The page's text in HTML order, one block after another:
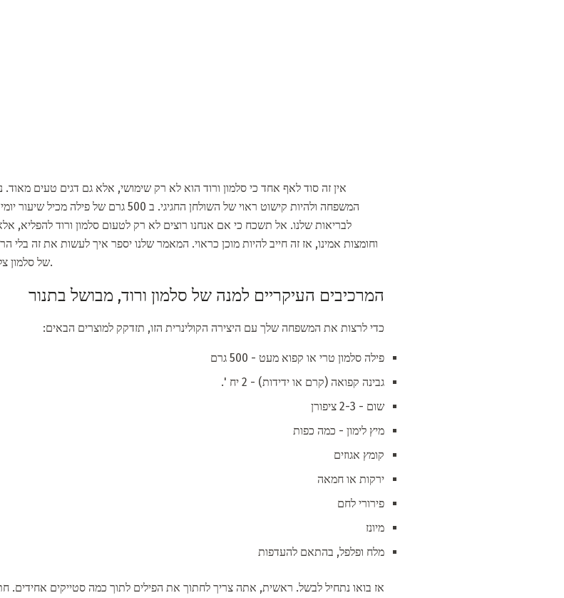
אין זה סוד לאף אחד כי סלמון ורוד הוא לא רק שימושי, אלא גם דגים טעים מאוד.
המשפחה ולהיות קישוט ראוי של השולחן
לבריאות שלנו. אל תשכח כי אם אנחנו רוצים לא רק לטעום סלמון ורוד להפליא,
וחומצות אמינו, אז זה חייב להיות מוכן כראוי. המאמר שלנו יספר איך לעשות את זה בלי
של סלמון צלוי ורוד צלויים, כמו גם סלט עם תוספת של הדג הזה.
המרכיבים העיקריים למנה של סלמון ורוד, מבושל בתנור
כדי לרצות את המשפחה שלך עם היצירה הקולינרית הזו, תזדקק למוצרים הבאים:
פילה סלמון טרי או קפוא מעט - 500 גרם
גבינה קפואה (קרם או ידידות) - 2 יח '.
שום - 2-3 ציפורן
מיץ לימון - כמה כפות
קומץ אגוזים
ירקות או חמאה
פירורי לחם
מיונז
מלח ופלפל, בהתאם להעדפות
אז בואו נתחיל לבשל. ראשית, אתה צריך לחתוך את הפילים לתוך כמה סטייקים אחידים.